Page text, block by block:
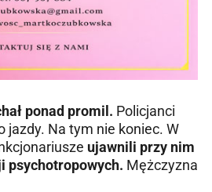
ponad promil. Policjanci
jazdy. Na tym nie koniec. W
ujawnili przy nim
psychotropowych. Mężczyzna